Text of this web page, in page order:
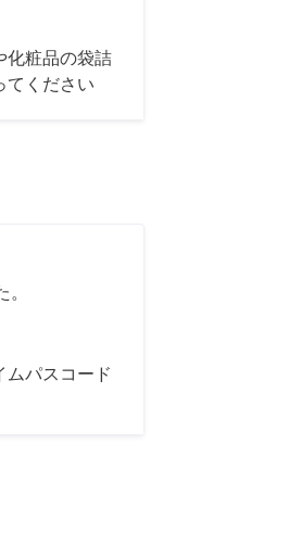
化粧品の袋詰
てください
ムパスコード